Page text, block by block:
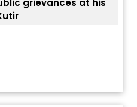
grievances at his